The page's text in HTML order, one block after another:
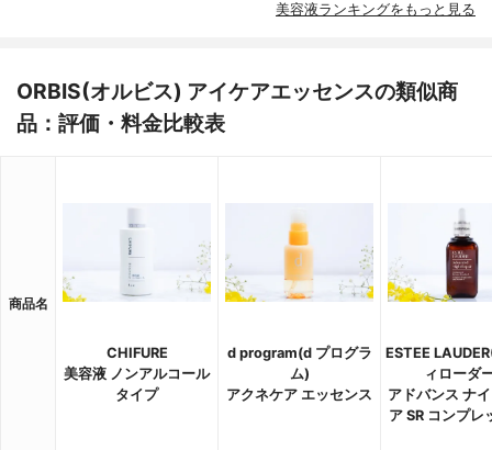
美容液ランキングをもっと見る
ORBIS(オルビス) アイケアエッセンスの類似商
品：評価・料金比較表
商品名
CHIFURE
美容液 ノンアルコール
タイプ
d program(d プログラ
ム)
アクネケア エッセンス
ESTEE
ィローダ
アドバンス ナ
ア SR コンプレ